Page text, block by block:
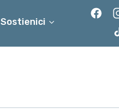
Sostienici